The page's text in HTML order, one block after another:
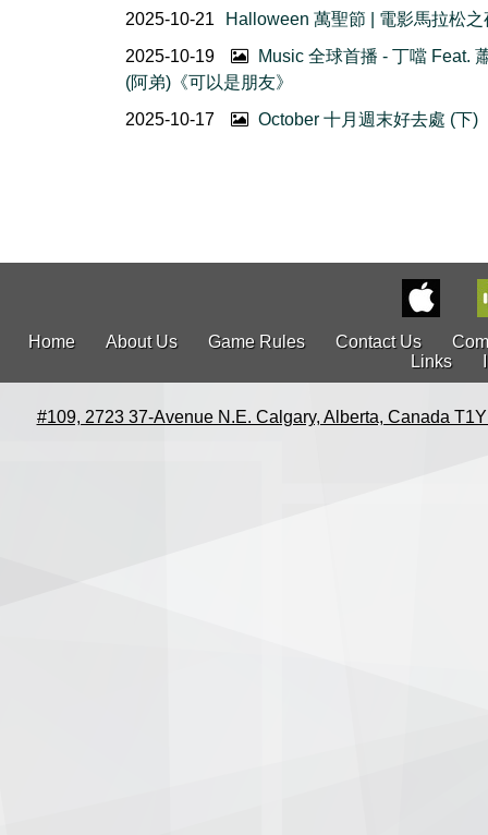
2025-10-21
Halloween 萬聖節 | 電影馬拉松之
2025-10-19
Music 全球首播 - 丁噹 Feat.
(阿弟)《可以是朋友》
2025-10-17
October 十月週末好去處 (下)
Home About Us Game Rules Contact Us
Links
#109, 2723 37-Avenue N.E. Calgary, Alberta, Canada